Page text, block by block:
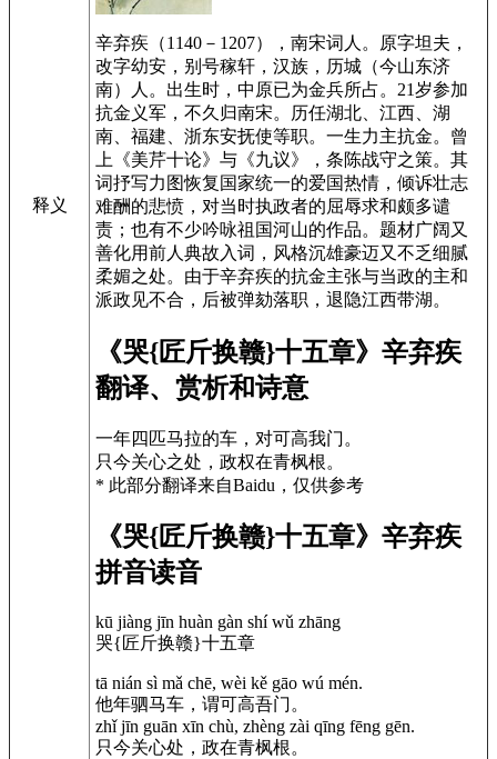
释义
辛弃疾（1140－1207），南宋词人。原字坦夫，
改字幼安，别号稼轩，汉族，历城（今山东济
南）人。出生时，中原已为金兵所占。21岁参加
抗金义军，不久归南宋。历任湖北、江西、湖
南、福建、浙东安抚使等职。一生力主抗金。曾
上《美芹十论》与《九议》，条陈战守之策。其
词抒写力图恢复国家统一的爱国热情，倾诉壮志
难酬的悲愤，对当时执政者的屈辱求和颇多谴
责；也有不少吟咏祖国河山的作品。题材广阔又
善化用前人典故入词，风格沉雄豪迈又不乏细腻
柔媚之处。由于辛弃疾的抗金主张与当政的主和
派政见不合，后被弹劾落职，退隐江西带湖。
《哭{匠斤换赣}十五章》辛弃疾
翻译、赏析和诗意
一年四匹马拉的车，对可高我门。
只今关心之处，政权在青枫根。
* 此部分翻译来自Baidu，仅供参考
《哭{匠斤换赣}十五章》辛弃疾
拼音读音
kū jiàng jīn huàn gàn shí wǔ zhāng
哭{匠斤换赣}十五章
tā nián sì mǎ chē, wèi kě gāo wú mén.
他年驷马车，谓可高吾门。
zhǐ jīn guān xīn chù, zhèng zài qīng fēng gēn.
只今关心处，政在青枫根。